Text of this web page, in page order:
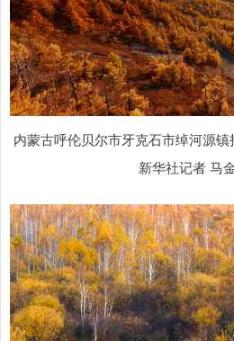
内蒙古呼伦贝尔市牙克石市绰河源镇
新华社记者 马